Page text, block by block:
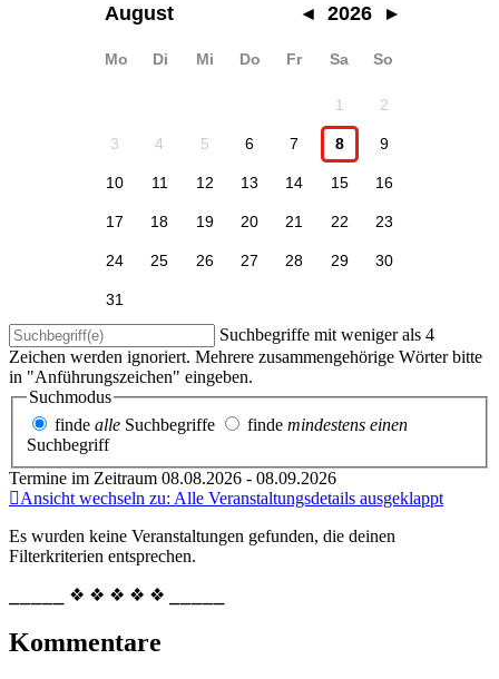
August ◂ 2026 ▸
Mo Di Mi Do Fr Sa So
1 2
3 4 5 6 7 8 9
10 11 12 13 14 15 16
17 18 19 20 21 22 23
24 25 26 27 28 29 30
31
Suchbegriffe mit weniger als 4
Zeichen werden ignoriert. Mehrere zusammengehörige Wörter bitte
in "Anführungszeichen" eingeben.
Suchmodus
finde alle Suchbegriffe finde mindestens einen
Suchbegriff
Termine im Zeitraum 08.08.2026 - 08.09.2026
Ansicht wechseln zu: Alle Veranstaltungsdetails ausgeklappt
Es wurden keine Veranstaltungen gefunden, die deinen
Filterkriterien entsprechen.
⎯⎯⎯⎯⎯ ❖ ❖ ❖ ❖ ❖ ⎯⎯⎯⎯⎯
Kommentare